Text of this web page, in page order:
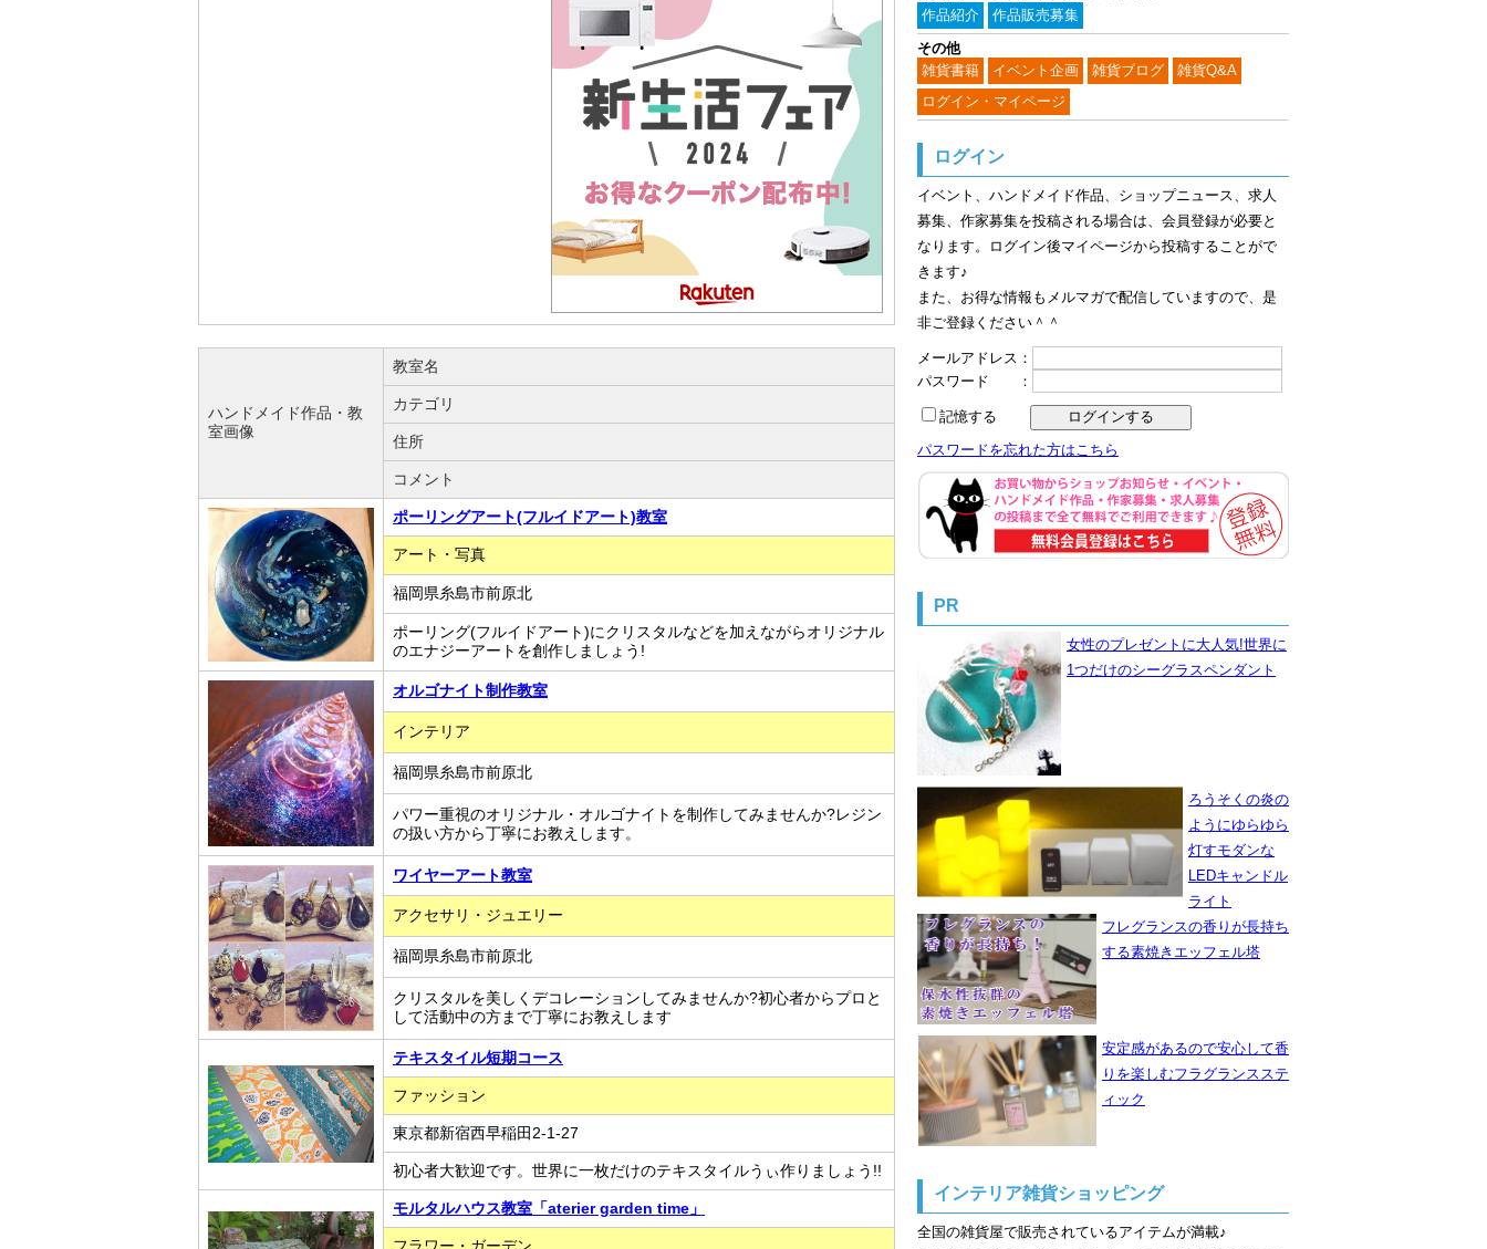
ハンドメイド作品・教
室画像
教室名
カテゴリ
住所
コメント
ポーリングアート(フルイドアート)教室
アート・写真
福岡県糸島市前原北
ポーリング(フルイドアート)にクリスタルなどを加えながらオリジナル
のエナジーアートを創作しましょう!
オルゴナイト制作教室
インテリア
福岡県糸島市前原北
パワー重視のオリジナル・オルゴナイトを制作してみませんか?レジン
の扱い方から丁寧にお教えします。
ワイヤーアート教室
アクセサリ・ジュエリー
福岡県糸島市前原北
クリスタルを美しくデコレーションしてみませんか?初心者からプロと
して活動中の方まで丁寧にお教えします
テキスタイル短期コース
ファッション
東京都新宿西早稲田2-1-27
初心者大歓迎です。世界に一枚だけのテキスタイルうぃ作りましょう!!
モルタルハウス教室「aterier garden time」
作品紹介
作品販売募集
その他
雑貨書籍
イベント企画 雑貨ブログ
雑貨Q&A
ログイン・マイページ
ログイン
イベント、ハンドメイド作品、ショップニュース、求人
募集、作家募集を投稿される場合は、会員登録が必要と
なります。ログイン後マイページから投稿することがで
きます♪
また、お得な情報もメルマガで配信していますので、是
非ご登録ください＾＾
メールアドレス：
パスワード ：
記憶する
パスワードを忘れた方はこちら
PR
女性のプレゼントに大人気!世界に
1つだけのシーグラスペンダント
ろうそくの炎の
ようにゆらゆら
灯すモダンな
LEDキャンドル
ライト
フレグランスの香りが長持ち
する素焼きエッフェル塔
安定感があるので安心して香
りを楽しむフラグランスステ
ィック
インテリア雑貨ショッピング
全国の雑貨屋で販売されているアイテムが満載♪